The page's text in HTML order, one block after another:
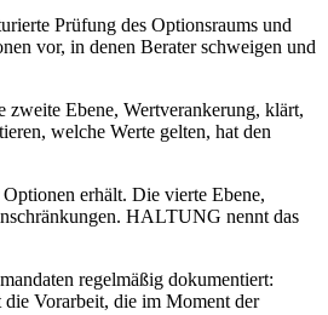
Prüfung des Optionsraums und
vor, in denen Berater schweigen und
zweite Ebene, Wertverankerung, klärt,
welche Werte gelten, hat den
erhält. Die vierte Ebene,
HALTUNG nennt das
regelmäßig dokumentiert:
die Vorarbeit, die im Moment der